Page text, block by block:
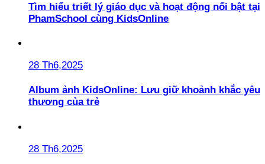
Tìm hiểu triết lý giáo dục và hoạt động nổi bật tại
PhamSchool cùng KidsOnline
28 Th6,2025
Album ảnh KidsOnline: Lưu giữ khoảnh khắc yêu
thương của trẻ
28 Th6,2025